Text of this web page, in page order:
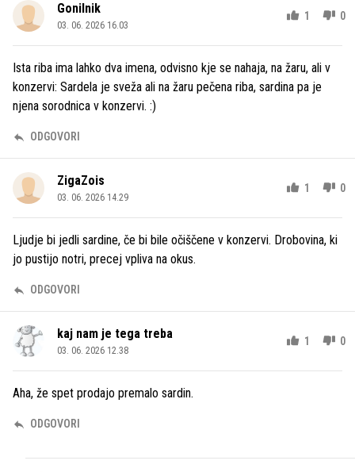
Gonilnik
03. 06. 2026 16.03
1 0
Ista riba ima lahko dva imena, odvisno kje se nahaja, na žaru, ali v
konzervi: Sardela je sveža ali na žaru pečena riba, sardina pa je
njena sorodnica v konzervi. :)
ODGOVORI
ZigaZois
03. 06. 2026 14.29
1 0
Ljudje bi jedli sardine, če bi bile očiščene v konzervi. Drobovina, ki
jo pustijo notri, precej vpliva na okus.
ODGOVORI
kaj nam je tega treba
03. 06. 2026 12.38
1 0
Aha, že spet prodajo premalo sardin.
ODGOVORI